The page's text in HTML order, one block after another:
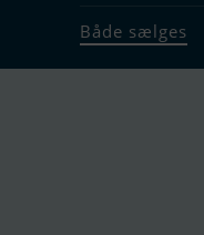
Både sælges